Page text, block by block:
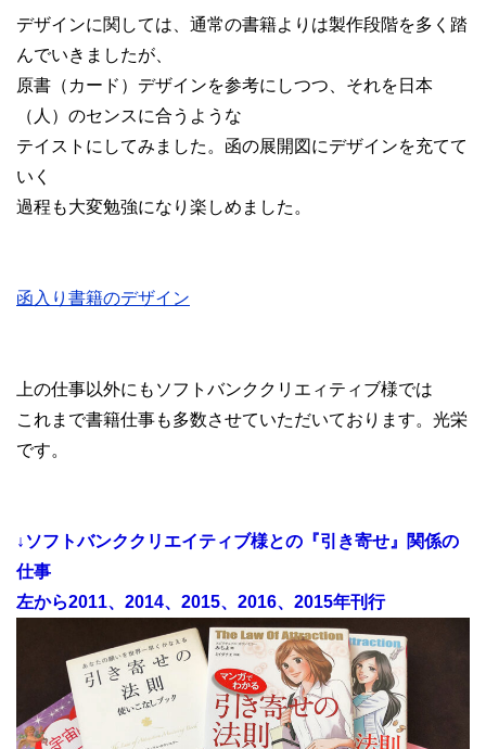
デザインに関しては、通常の書籍よりは製作段階を多く踏
んでいきましたが、
原書（カード）デザインを参考にしつつ、それを日本
（人）のセンスに合うような
テイストにしてみました。函の展開図にデザインを充てて
いく
過程も大変勉強になり楽しめました。
函入り書籍のデザイン
上の仕事以外にもソフトバンククリエィティブ様では
これまで書籍仕事も多数させていただいております。光栄
です。
↓ソフトバンククリエイティブ様との『引き寄せ』関係の
仕事
左から2011、2014、2015、2016、2015年刊行